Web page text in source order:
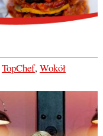
TopChef,Wokół